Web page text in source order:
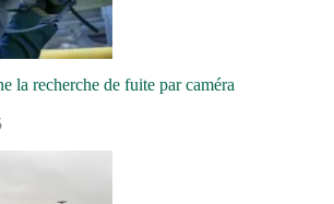
la recherche de fuite par caméra